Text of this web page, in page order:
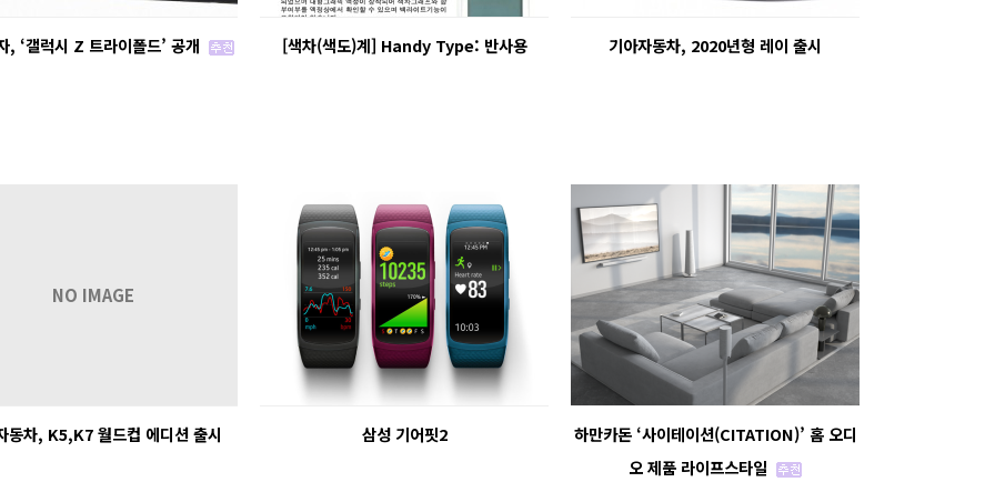
, ‘갤럭시 Z 트라이폴드’ 공개 [색차(색도)계] Handy Type: 반사용 기아자동차, 2020년형 레이 출시
NO IMAGE
동차, K5,K7 월드컵 에디션 출시 삼성 기어핏2
하만카돈 ‘사이테이션(CITATION)’ 홈 오디
오 제품 라이프스타일